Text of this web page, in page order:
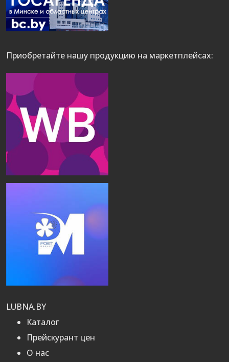
Приобретайте нашу продукцию на маркетплейсах:
LUBNA.BY
Каталог
Прейскурант цен
О нас